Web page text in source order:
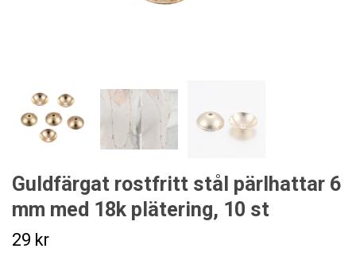
Guldfärgat rostfritt stål pärlhattar 6
mm med 18k plätering, 10 st
29 kr